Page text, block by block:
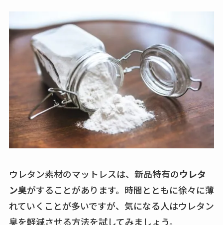
ウレタン素材のマットレスは、新品特有のウレタ
ン臭がすることがあります。時間とともに徐々に薄
れていくことが多いですが、気になる人はウレタン
臭を軽減させる方法を試してみましょう。